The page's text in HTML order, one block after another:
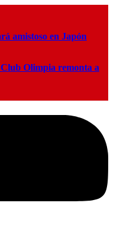
amistoso en Japón
Olimpia remonta a